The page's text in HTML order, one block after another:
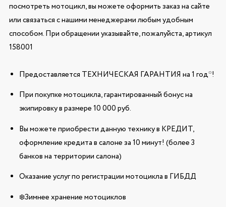
посмотреть мотоцикл, вы можете оформить заказ на сайте
или связаться с нашими менеджерами любым удобным
способом. При обращении указывайте, пожалуйста, артикул
158001
Предоставляется ТЕХНИЧЕСКАЯ ГАРАНТИЯ на 1 год*!
При покупке мотоцикла, гарантированный бонус на
экипировку в размере 10 000 руб.
Вы можете приобрести данную технику в КРЕДИТ,
оформление кредита в салоне за 10 минут! (более 3
банков на территории салона)
Оказание услуг по регистрации мотоцикла в ГИБДД
❄️Зимнее хранение мотоциклов